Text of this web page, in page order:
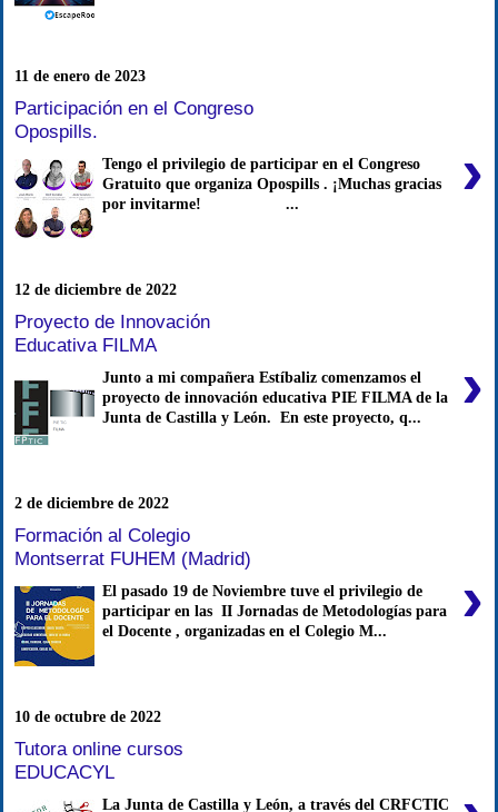
11 de enero de 2023
Participación en el Congreso
Opospills.
›
Tengo el privilegio de participar en el Congreso
Gratuito que organiza Opospills . ¡Muchas gracias
por invitarme! ...
12 de diciembre de 2022
Proyecto de Innovación
Educativa FILMA
›
Junto a mi compañera Estíbaliz comenzamos el
proyecto de innovación educativa PIE FILMA de la
Junta de Castilla y León. En este proyecto, q...
2 de diciembre de 2022
Formación al Colegio
Montserrat FUHEM (Madrid)
›
El pasado 19 de Noviembre tuve el privilegio de
participar en las II Jornadas de Metodologías para
el Docente , organizadas en el Colegio M...
10 de octubre de 2022
Tutora online cursos
EDUCACYL
La Junta de Castilla y León, a través del CRFCTIC